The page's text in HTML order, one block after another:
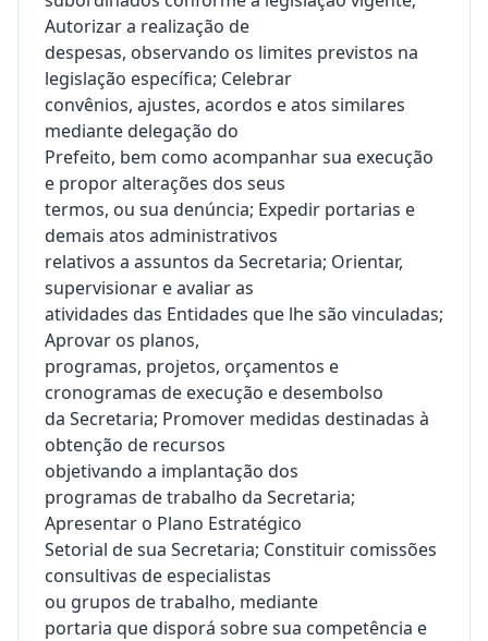
Autorizar a realização de
despesas, observando os limites previstos na
legislação específica; Celebrar
convênios, ajustes, acordos e atos similares
mediante delegação do
Prefeito, bem como acompanhar sua execução
e propor alterações dos seus
termos, ou sua denúncia; Expedir portarias e
demais atos administrativos
relativos a assuntos da Secretaria; Orientar,
supervisionar e avaliar as
atividades das Entidades que lhe são vinculadas;
Aprovar os planos,
programas, projetos, orçamentos e
cronogramas de execução e desembolso
da Secretaria; Promover medidas destinadas à
obtenção de recursos
objetivando a implantação dos
programas de trabalho da Secretaria;
Apresentar o Plano Estratégico
Setorial de sua Secretaria; Constituir comissões
consultivas de especialistas
ou grupos de trabalho, mediante
portaria que disporá sobre sua competência e